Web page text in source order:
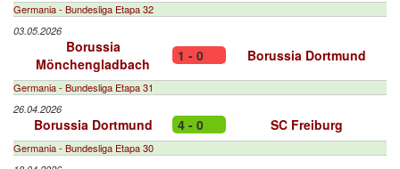
Germania - Bundesliga Etapa 32
03.05.2026
Borussia
Mönchengladbach
1 - 0 Borussia Dortmund
Germania - Bundesliga Etapa 31
26.04.2026
Borussia Dortmund 4 - 0 SC Freiburg
Germania - Bundesliga Etapa 30